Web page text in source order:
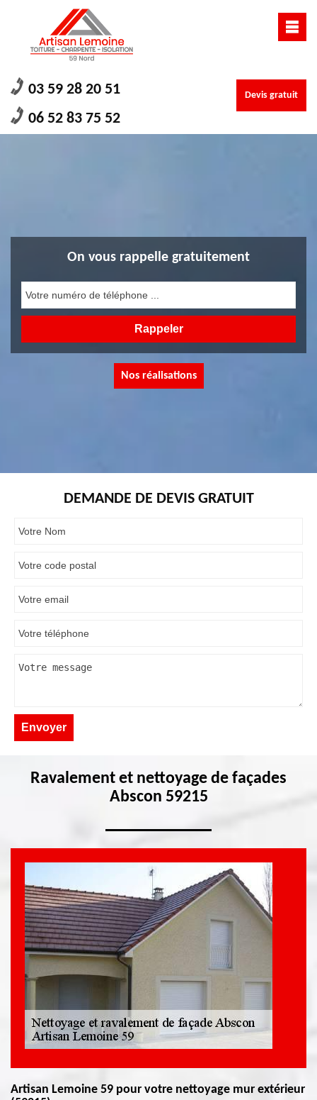
03 59 28 20 51
06 52 83 75 52
Devis gratuit
On vous rappelle gratuitement
Nos réalisations
DEMANDE DE DEVIS GRATUIT
Ravalement et nettoyage de façades
Abscon 59215
Artisan Lemoine 59 pour votre nettoyage mur extérieur